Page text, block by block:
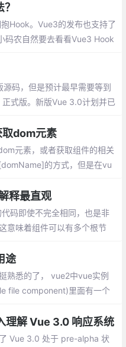
Hook。Vue3的发布也支持了
码农自然要去看看Vue3 Hook
码，但是预计最早需要等到
式版。新版Vue 3.0计划并已
dom元素
元素，或者获取组件的相关
的方式，但是在vu
释最直观
码即使不完全相同，也是非
意味着组件可以有多个根节
版本都将只保留一个根节点
途
熟悉的了， vue2中vue实例
file component)里面有一个
理解 Vue 3.0 响应系统
Vue 3.0 处于 pre-alpha 状